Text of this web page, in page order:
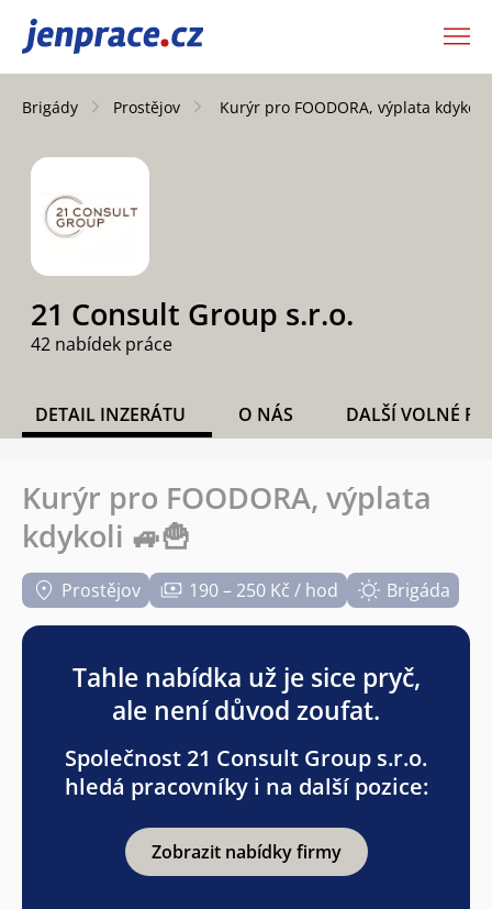
JenPráce.cz
Brigády Prostějov Kurýr pro FOODORA, výplata kdykoli
21 Consult Group s.r.o.
42 nabídek práce
DETAIL INZERÁTU O NÁS DALŠÍ VOLNÉ
Kurýr pro FOODORA, výplata
kdykoli 🚙🍟
Prostějov 190 – 250 Kč / hod Brigáda
Tahle nabídka už je sice pryč,
ale není důvod zoufat.
Společnost 21 Consult Group s.r.o.
hledá pracovníky i na další pozice:
Zobrazit nabídky firmy